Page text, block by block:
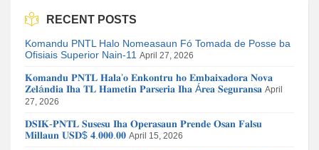
RECENT POSTS
Komandu PNTL Halo Nomeasaun Fó Tomada de Posse ba
Ofisiais Superior Nain-11 April 27, 2026
𝐊𝐨𝐦𝐚𝐧𝐝𝐮 𝐏𝐍𝐓𝐋 𝐇𝐚𝐥𝐚’𝐨 𝐄𝐧𝐤𝐨𝐧𝐭𝐫𝐮 𝐡𝐨 𝐄𝐦𝐛𝐚𝐢𝐱𝐚𝐝𝐨𝐫𝐚 𝐍𝐨𝐯𝐚
𝐙𝐞𝐥á𝐧𝐝𝐢𝐚 𝐈𝐡𝐚 𝐓𝐋 𝐇𝐚𝐦𝐞𝐭𝐢𝐧 𝐏𝐚𝐫𝐬𝐞𝐫𝐢𝐚 𝐈𝐡𝐚 Á𝐫𝐞𝐚 𝐒𝐞𝐠𝐮𝐫𝐚𝐧𝐬𝐚 April
27, 2026
𝐃𝐒𝐈𝐊-𝐏𝐍𝐓𝐋 𝐒𝐮𝐬𝐞𝐬𝐮 𝐈𝐡𝐚 𝐎𝐩𝐞𝐫𝐚𝐬𝐚𝐮𝐧 𝐏𝐫𝐞𝐧𝐝𝐞 𝐎𝐬𝐚𝐧 𝐅𝐚𝐥𝐬𝐮
𝐌𝐢𝐥𝐥𝐚𝐮𝐧 𝐔𝐒𝐃$ 𝟒.𝟎𝟎𝟎.𝟎𝟎 April 15, 2026